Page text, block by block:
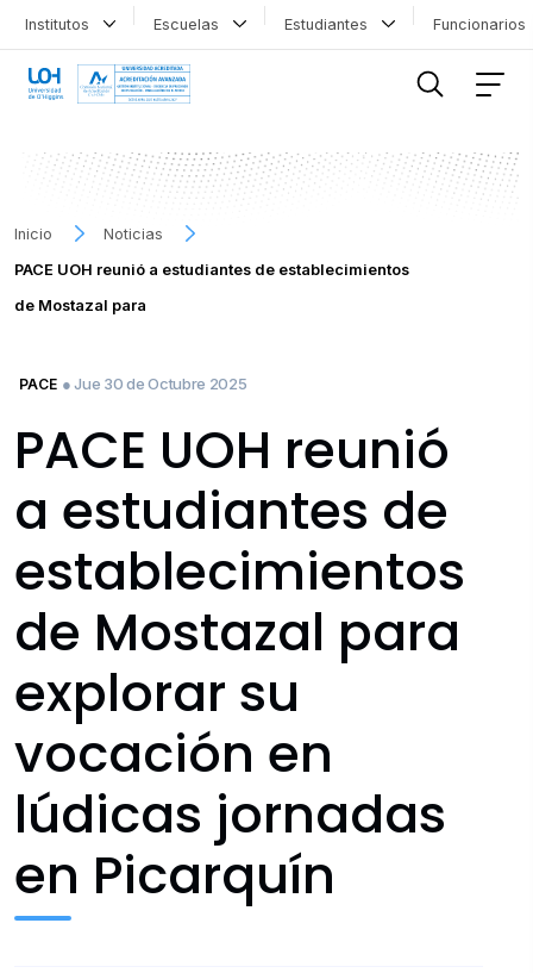
Institutos Escuelas Estudiantes
Inicio
Noticias
PACE UOH reunió a estudiantes de establecimientos
de Mostazal para
PACE ● Jue 30 de Octubre 2025
PACE UOH reunió
a estudiantes de
establecimientos
de Mostazal para
explorar su
vocación en
lúdicas jornadas
en Picarquín